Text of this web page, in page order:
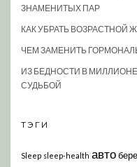
ЗНАМЕНИТЫХ ПАР
КАК УБРАТЬ ВОЗРАСТНОЙ
ЧЕМ ЗАМЕНИТЬ
ИЗ БЕДНОСТИ В
СУДЬБОЙ
ТЭГИ
Sleep sleep-health авто